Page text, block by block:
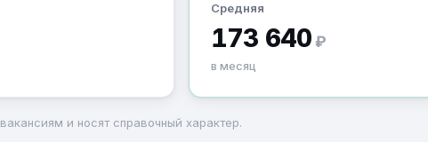
Средняя
173 640 ₽
в месяц
и носят справочный характер.